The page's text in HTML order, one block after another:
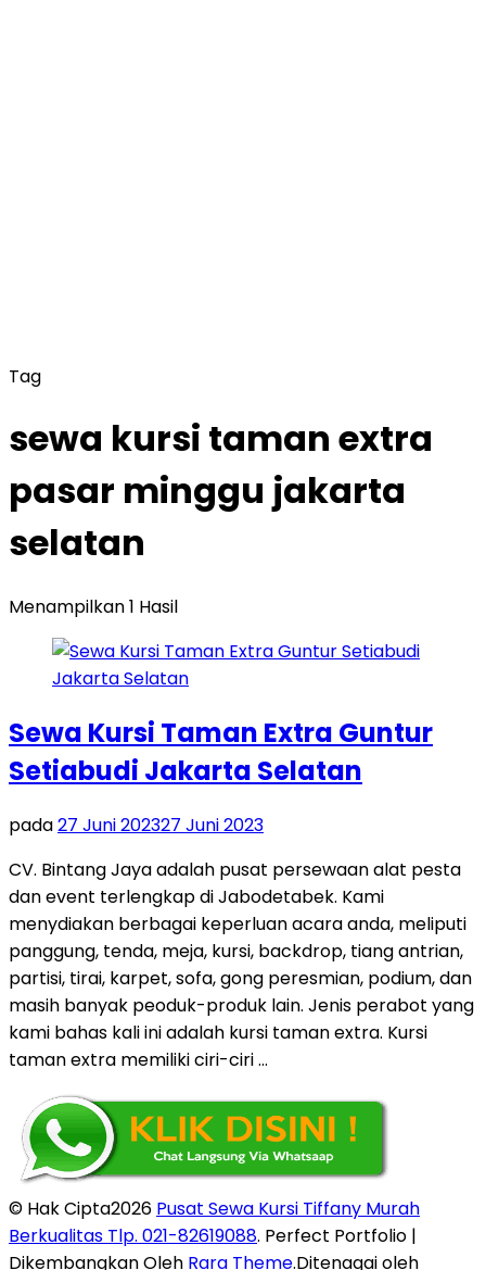
Tag
sewa kursi taman extra
pasar minggu jakarta
selatan
Menampilkan 1 Hasil
Sewa Kursi Taman Extra Guntur
Setiabudi Jakarta Selatan
pada27 Juni 202327 Juni 2023
CV. Bintang Jaya adalah pusat persewaan alat pesta
dan event terlengkap di Jabodetabek. Kami
menydiakan berbagai keperluan acara anda, meliputi
panggung, tenda, meja, kursi, backdrop, tiang antrian,
partisi, tirai, karpet, sofa, gong peresmian, podium, dan
masih banyak peoduk-produk lain. Jenis perabot yang
kami bahas kali ini adalah kursi taman extra. Kursi
taman extra memiliki ciri-ciri …
© Hak Cipta2026 Pusat Sewa Kursi Tiffany Murah
Berkualitas Tlp. 021-82619088. Perfect Portfolio |
Dikembangkan Oleh Rara Theme.Ditenagai oleh